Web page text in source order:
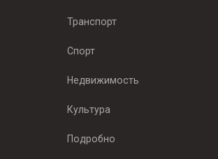
Транспорт
Спорт
Недвижимость
Культура
Подробно